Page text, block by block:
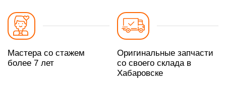
Мастера со стажем
более 7 лет
Оригинальные запчасти
со своего склада в
Хабаровске